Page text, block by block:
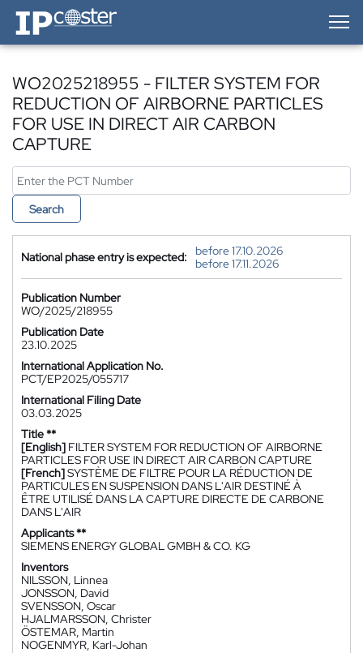
IP-Coster — Home
WO2025218955 - FILTER SYSTEM FOR
REDUCTION OF AIRBORNE PARTICLES
FOR USE IN DIRECT AIR CARBON
CAPTURE
Search
National phase entry is expected:
before 17.10.2026
before 17.11.2026
Publication Number
WO/2025/218955
Publication Date
23.10.2025
International Application No.
PCT/EP2025/055717
International Filing Date
03.03.2025
Title **
[English] FILTER SYSTEM FOR REDUCTION OF AIRBORNE
PARTICLES FOR USE IN DIRECT AIR CARBON CAPTURE
[French]SYSTÈME DE FILTRE POUR LA RÉDUCTION DE
PARTICULES EN SUSPENSION DANS L'AIR DESTINÉ À
ÊTRE UTILISÉ DANS LA CAPTURE DIRECTE DE CARBONE
DANS L'AIR
Applicants **
SIEMENS ENERGY GLOBAL GMBH & CO. KG
Inventors
NILSSON, Linnea
JONSSON, David
SVENSSON, Oscar
HJALMARSSON, Christer
ÖSTEMAR, Martin
NOGENMYR, Karl-Johan